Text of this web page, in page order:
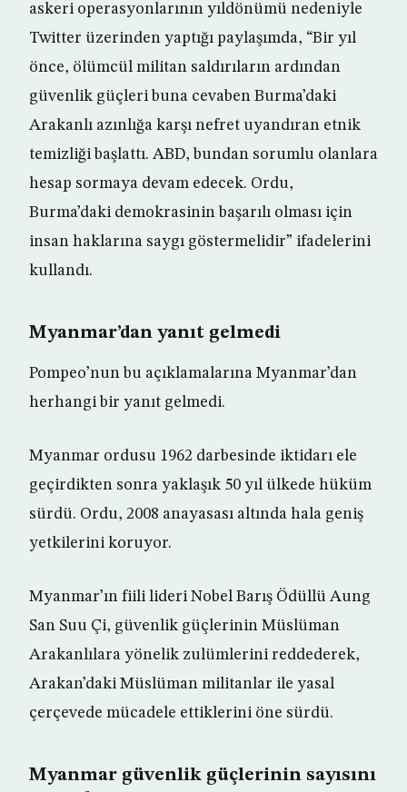
askeri operasyonlarının yıldönümü nedeniyle
Twitter üzerinden yaptığı paylaşımda, “Bir yıl
önce, ölümcül militan saldırıların ardından
güvenlik güçleri buna cevaben Burma’daki
Arakanlı azınlığa karşı nefret uyandıran etnik
temizliği başlattı. ABD, bundan sorumlu olanlara
hesap sormaya devam edecek. Ordu,
Burma’daki demokrasinin başarılı olması için
insan haklarına saygı göstermelidir” ifadelerini
kullandı.
Myanmar’dan yanıt gelmedi
Pompeo’nun bu açıklamalarına Myanmar’dan
herhangi bir yanıt gelmedi.
Myanmar ordusu 1962 darbesinde iktidarı ele
geçirdikten sonra yaklaşık 50 yıl ülkede hüküm
sürdü. Ordu, 2008 anayasası altında hala geniş
yetkilerini koruyor.
Myanmar’ın fiili lideri Nobel Barış Ödüllü Aung
San Suu Çi, güvenlik güçlerinin Müslüman
Arakanlılara yönelik zulümlerini reddederek,
Arakan’daki Müslüman militanlar ile yasal
çerçevede mücadele ettiklerini öne sürdü.
Myanmar güvenlik güçlerinin sayısını